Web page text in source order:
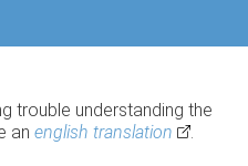
trouble understanding the
anenglish translation .